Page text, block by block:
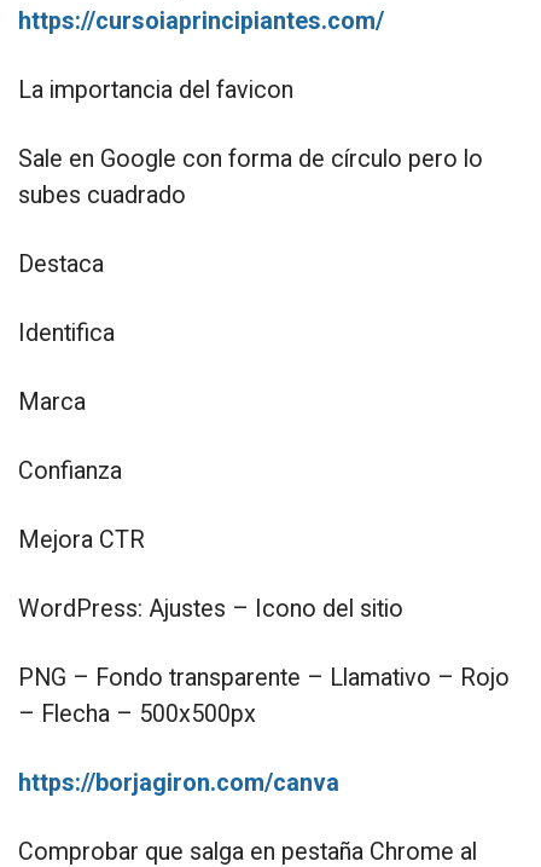
https://cursoiaprincipiantes.com/
La importancia del favicon
Sale en Google con forma de círculo pero lo
subes cuadrado
Destaca
Identifica
Marca
Confianza
Mejora CTR
WordPress: Ajustes – Icono del sitio
PNG – Fondo transparente – Llamativo – Rojo
– Flecha – 500x500px
https://borjagiron.com/canva
Comprobar que salga en pestaña Chrome al